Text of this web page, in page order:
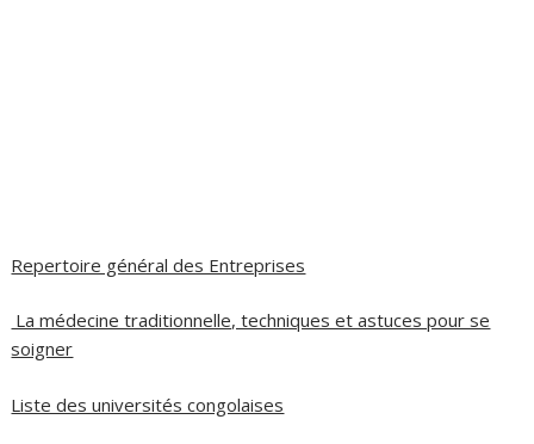
Repertoire général des Entreprises
La médecine traditionnelle, techniques et astuces pour se
soigner
Liste des universités congolaises